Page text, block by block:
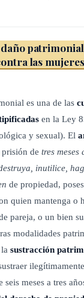
agravantes generales
esta ley, con
no sean
que presente una
mental, total o
mayor de sesenta y
en estado de
al parto.
daño
las
es una de las
en la Ley
y sexual). El
de tres meses
inutilice,
de propiedad,
quien mantenga o
pareja, o un bien
modalidades
sustracción
seis meses a tres